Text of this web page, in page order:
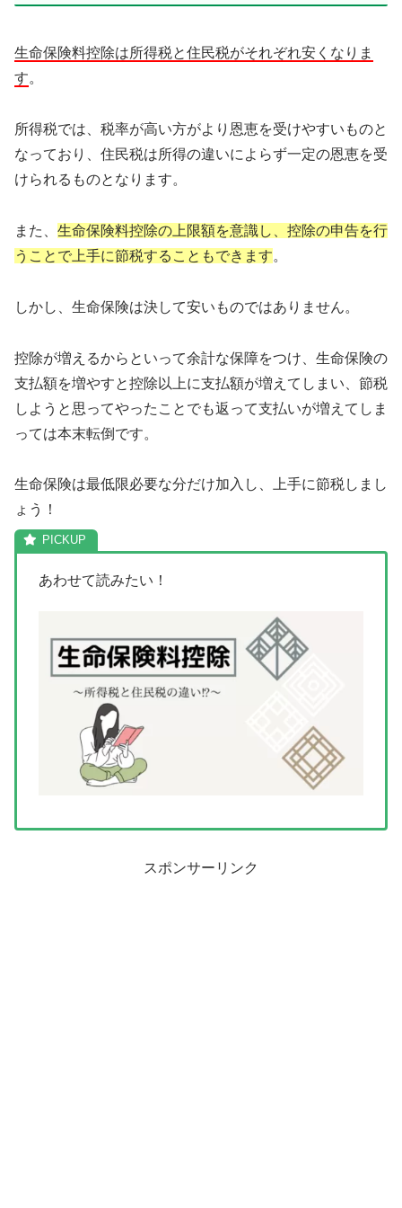
生命保険料控除は所得税と住民税がそれぞれ安くなりま
す。
所得税では、税率が高い方がより恩恵を受けやすいものと
なっており、住民税は所得の違いによらず一定の恩恵を受
けられるものとなります。
また、 生命保険料控除の上限額を意識し、控除の申告を行
うことで上手に節税することもできます。
しかし、生命保険は決して安いものではありません。
控除が増えるからといって余計な保障をつけ、生命保険の
支払額を増やすと控除以上に支払額が増えてしまい、節税
しようと思ってやったことでも返って支払いが増えてしま
っては本末転倒です。
生命保険は最低限必要な分だけ加入し、上手に節税しまし
ょう！
あわせて読みたい！
スポンサーリンク